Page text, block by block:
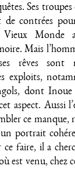
Ses
de contrées
Monde
Mais
rêves sont
exploits,
dont Inoue
aspect. Aussi
ce manque,
portrait
faire, il a
est venu, chez